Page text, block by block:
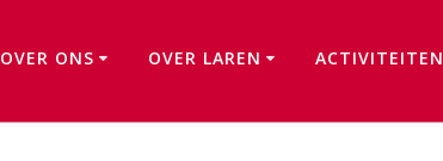
OVER ONS OVER LAREN ACTIVITEITEN